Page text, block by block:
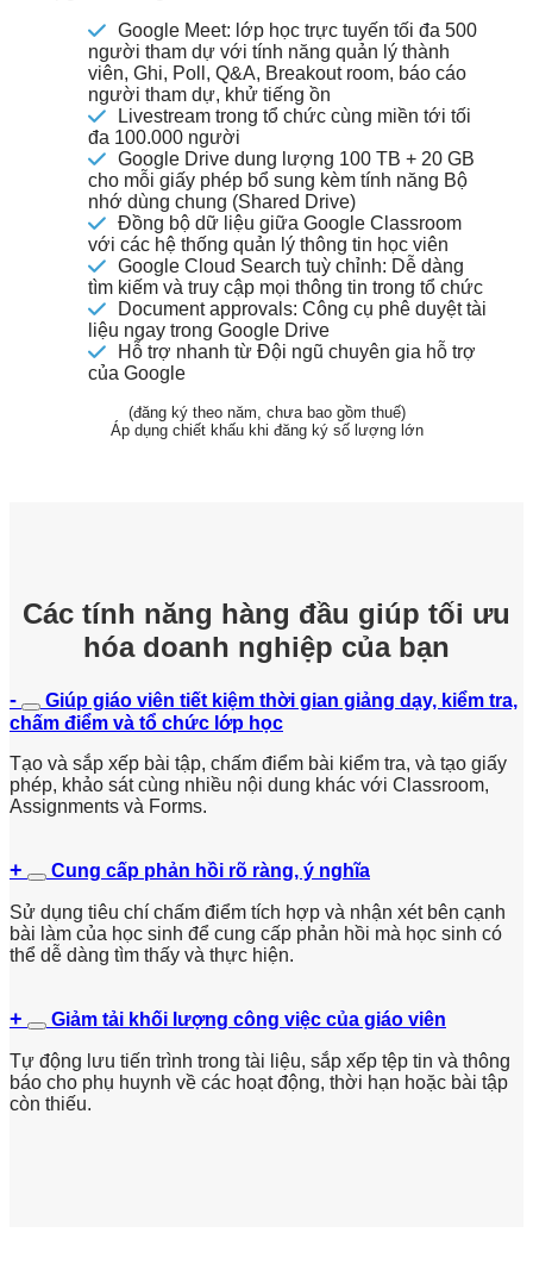
Google Meet: lớp học trực tuyến tối đa 500
người tham dự với tính năng quản lý thành
viên, Ghi, Poll, Q&A, Breakout room, báo cáo
người tham dự, khử tiếng ồn
Livestream trong tổ chức cùng miền tới tối
đa 100.000 người
Google Drive dung lượng 100 TB + 20 GB
cho mỗi giấy phép bổ sung kèm tính năng Bộ
nhớ dùng chung (Shared Drive)
Đồng bộ dữ liệu giữa Google Classroom
với các hệ thống quản lý thông tin học viên
Google Cloud Search tuỳ chỉnh: Dễ dàng
tìm kiếm và truy cập mọi thông tin trong tổ chức
Document approvals: Công cụ phê duyệt tài
liệu ngay trong Google Drive
Hỗ trợ nhanh từ Đội ngũ chuyên gia hỗ trợ
của Google
(đăng ký theo năm, chưa bao gồm thuế)
Áp dụng chiết khấu khi đăng ký số lượng lớn
Các tính năng hàng đầu giúp tối ưu
hóa doanh nghiệp của bạn
Giúp giáo viên tiết kiệm thời gian giảng dạy, kiểm tra,
chấm điểm và tổ chức lớp học
Tạo và sắp xếp bài tập, chấm điểm bài kiểm tra, và tạo giấy
phép, khảo sát cùng nhiều nội dung khác với Classroom,
Assignments và Forms.
Cung cấp phản hồi rõ ràng, ý nghĩa
Sử dụng tiêu chí chấm điểm tích hợp và nhận xét bên cạnh
bài làm của học sinh để cung cấp phản hồi mà học sinh có
thể dễ dàng tìm thấy và thực hiện.
Giảm tải khối lượng công việc của giáo viên
Tự động lưu tiến trình trong tài liệu, sắp xếp tệp tin và thông
báo cho phụ huynh về các hoạt động, thời hạn hoặc bài tập
còn thiếu.